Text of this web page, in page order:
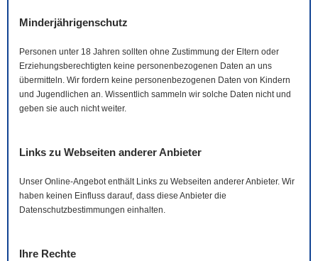
Minderjährigenschutz
Personen unter 18 Jahren sollten ohne Zustimmung der Eltern oder
Erziehungsberechtigten keine personenbezogenen Daten an uns
übermitteln. Wir fordern keine personenbezogenen Daten von Kindern
und Jugendlichen an. Wissentlich sammeln wir solche Daten nicht und
geben sie auch nicht weiter.
Links zu Webseiten anderer Anbieter
Unser Online-Angebot enthält Links zu Webseiten anderer Anbieter. Wir
haben keinen Einfluss darauf, dass diese Anbieter die
Datenschutzbestimmungen einhalten.
Ihre Rechte